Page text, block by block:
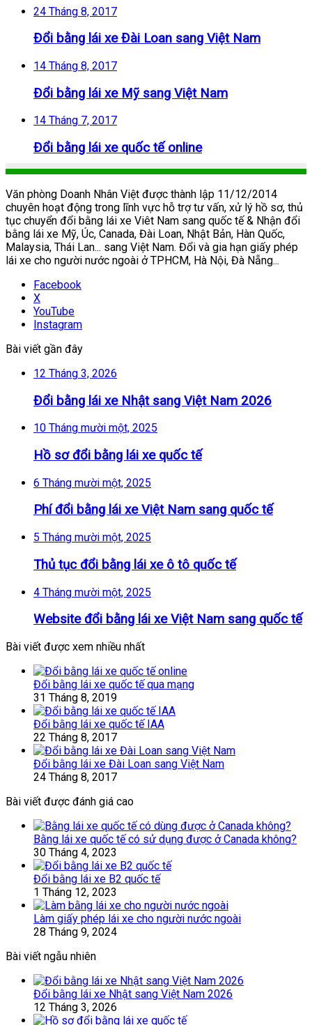
24 Tháng 8, 2017
Đổi bằng lái xe Đài Loan sang Việt Nam
14 Tháng 8, 2017
Đổi bằng lái xe Mỹ sang Việt Nam
14 Tháng 7, 2017
Đổi bằng lái xe quốc tế online
Văn phòng Doanh Nhân Việt được thành lập 11/12/2014
chuyên hoạt động trong lĩnh vực hỗ trợ tư vấn, xử lý hồ sơ, thủ
tục chuyển đổi bằng lái xe Viêt Nam sang quốc tế & Nhận đổi
bằng lái xe Mỹ, Úc, Canada, Đài Loan, Nhật Bản, Hàn Quốc,
Malaysia, Thái Lan... sang Việt Nam. Đổi và gia hạn giấy phép
lái xe cho người nước ngoài ở TPHCM, Hà Nội, Đà Nẵng...
Facebook
X
YouTube
Instagram
Bài viết gần đây
12 Tháng 3, 2026
Đổi bằng lái xe Nhật sang Việt Nam 2026
10 Tháng mười một, 2025
Hồ sơ đổi bằng lái xe quốc tế
6 Tháng mười một, 2025
Phí đổi bằng lái xe Việt Nam sang quốc tế
5 Tháng mười một, 2025
Thủ tục đổi bằng lái xe ô tô quốc tế
4 Tháng mười một, 2025
Website đổi bằng lái xe Việt Nam sang quốc tế
Bài viết được xem nhiều nhất
Đổi bằng lái xe quốc tế qua mạng
31 Tháng 8, 2019
Đổi bằng lái xe quốc tế IAA
22 Tháng 8, 2017
Đổi bằng lái xe Đài Loan sang Việt Nam
24 Tháng 8, 2017
Bài viết được đánh giá cao
Bằng lái xe quốc tế có sử dụng được ở Canada không?
30 Tháng 4, 2023
Đổi bằng lái xe B2 quốc tế
1 Tháng 12, 2023
Làm giấy phép lái xe cho người nước ngoài
28 Tháng 9, 2024
Bài viết ngẫu nhiên
Đổi bằng lái xe Nhật sang Việt Nam 2026
12 Tháng 3, 2026